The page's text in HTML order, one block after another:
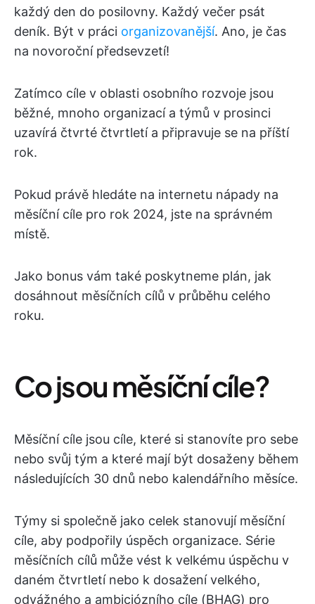
každý den do posilovny. Každý večer psát
deník. Být v práci organizovanější. Ano, je čas
na novoroční předsevzetí!
Zatímco cíle v oblasti osobního rozvoje jsou
běžné, mnoho organizací a týmů v prosinci
uzavírá čtvrté čtvrtletí a připravuje se na příští
rok.
Pokud právě hledáte na internetu nápady na
měsíční cíle pro rok 2024, jste na správném
místě.
Jako bonus vám také poskytneme plán, jak
dosáhnout měsíčních cílů v průběhu celého
roku.
Co jsou měsíční cíle?
Měsíční cíle jsou cíle, které si stanovíte pro sebe
nebo svůj tým a které mají být dosaženy během
následujících 30 dnů nebo kalendářního měsíce.
Týmy si společně jako celek stanovují měsíční
cíle, aby podpořily úspěch organizace. Série
měsíčních cílů může vést k velkému úspěchu v
daném čtvrtletí nebo k dosažení velkého,
odvážného a ambiciózního cíle (BHAG) pro